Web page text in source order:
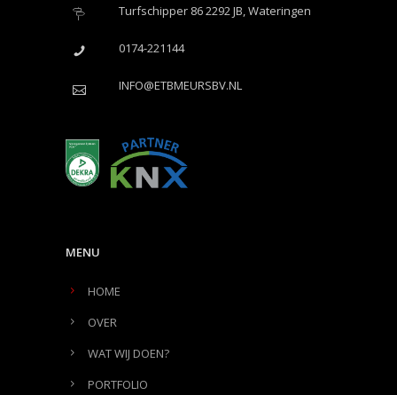
Turfschipper 86 2292 JB, Wateringen
0174-221144
INFO@ETBMEURSBV.NL
MENU
HOME
OVER
WAT WIJ DOEN?
PORTFOLIO